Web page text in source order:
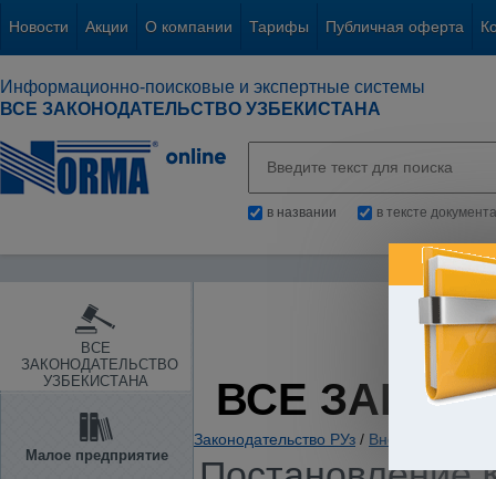
Новости Акции О компании Тарифы Публичная оферта
Информационно-поисковые и экспертные системы
ВСЕ ЗАКОНОДАТЕЛЬСТВО УЗБЕКИСТАНА
в названии в тексте документа
ВСЕ
ЗАКОНОДАТЕЛЬСТВО
УЗБЕКИСТАНА
Малое предприятие
ВСЕ
Законодательство РУз /